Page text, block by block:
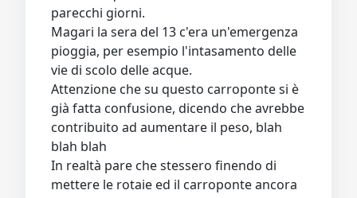
parecchi giorni.
Magari la sera del 13 c'era un'emergenza
pioggia, per esempio l'intasamento delle
vie di scolo delle acque.
Attenzione che su questo carroponte si è
già fatta confusione, dicendo che avrebbe
contribuito ad aumentare il peso, blah
blah blah
In realtà pare che stessero finendo di
mettere le rotaie ed il carroponte ancora